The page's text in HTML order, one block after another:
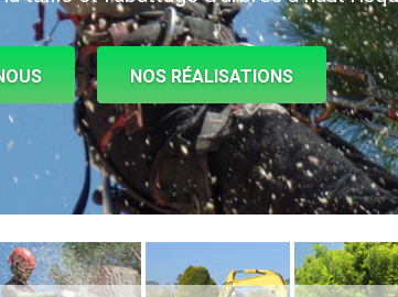
NOS RÉALISATIONS